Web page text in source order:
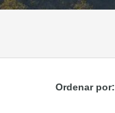
Ordenar por: